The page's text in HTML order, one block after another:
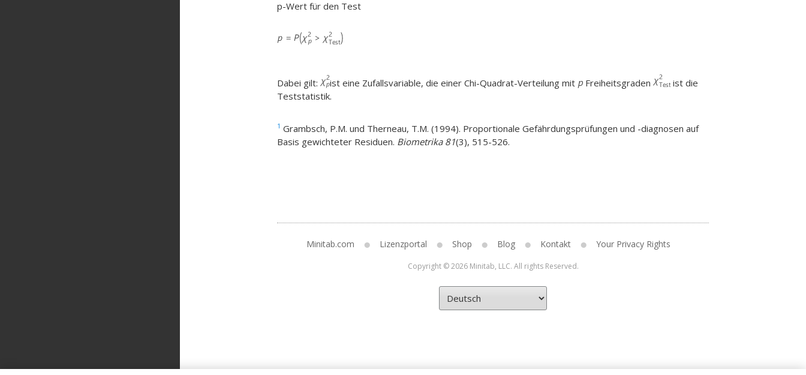
p-Wert für den Test
Dabei gilt: ist eine Zufallsvariable, die einer Chi-Quadrat-Verteilung mit Freiheitsgraden
ist die
Teststatistik.
1 Grambsch, P.M. und Therneau, T.M. (1994). Proportionale Gefährdungsprüfungen und -diagnosen auf
Basis gewichteter Residuen. Biometrika 81(3), 515-526.
Minitab.com Lizenzportal Shop Blog Kontakt Your Privacy Rights
Copyright © 2026 Minitab, LLC. All rights Reserved.